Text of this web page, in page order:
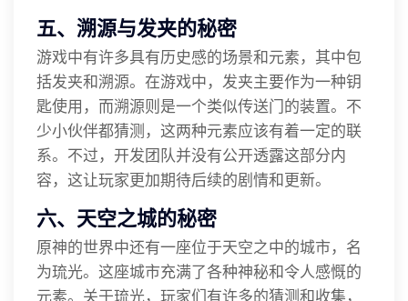
五、溯源与发夹的秘密
游戏中有许多具有历史感的场景和元素，其中包
括发夹和溯源。在游戏中，发夹主要作为一种钥
匙使用，而溯源则是一个类似传送门的装置。不
少小伙伴都猜测，这两种元素应该有着一定的联
系。不过，开发团队并没有公开透露这部分内
容，这让玩家更加期待后续的剧情和更新。
六、天空之城的秘密
原神的世界中还有一座位于天空之中的城市，名
为琉光。这座城市充满了各种神秘和令人感慨的
元素。关于琉光，玩家们有许多的猜测和收集，